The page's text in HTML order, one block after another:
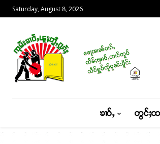
Saturday, August 8, 2026
ၶၢဝ်ႇ တွင်ႈထ